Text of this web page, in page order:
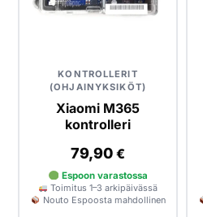
KONTROLLERIT
(OHJAINYKSIKÖT)
Xiaomi M365
kontrolleri
79,90 €
Espoon varastossa
Toimitus 1–3 arkipäivässä
Nouto Espoosta mahdollinen